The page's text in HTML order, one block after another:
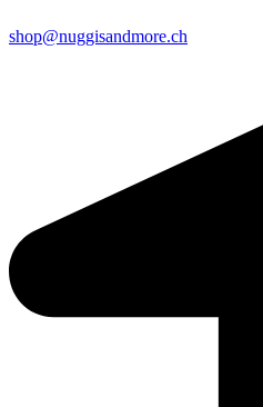
shop@nuggisandmore.ch